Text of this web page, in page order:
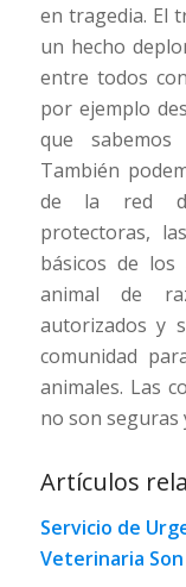
en tragedia. El
un hecho
entre todos
por ejemplo
que
También
de la red de
protectoras,
básicos de los
animal de
autorizados y
comunidad
animales. Las
no son seguras
Artículos
Servicio de
Veterinaria